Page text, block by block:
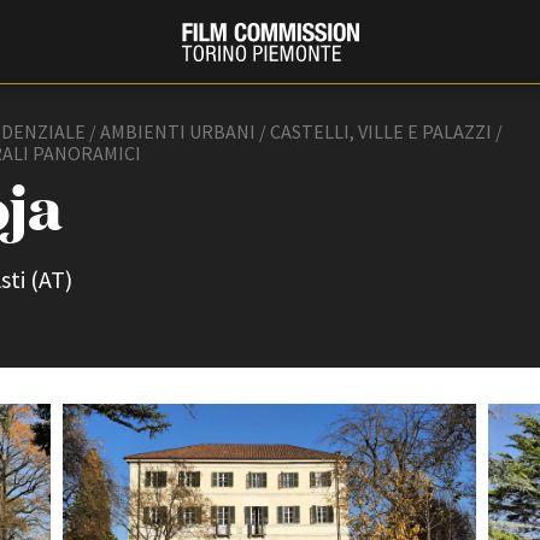
Società di produzione
Strutture di servizio
Professionisti
Attrici-Attori
Beginners
Festival
/ AMBIENTI URBANI / CASTELLI, VILLE E PALAZZI /
PANORAMICI
(AT)